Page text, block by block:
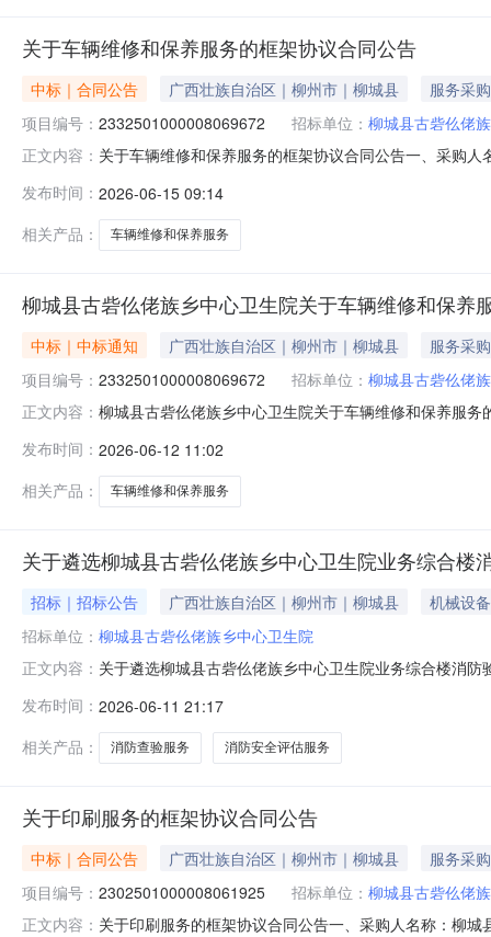
关于车辆维修和保养服务的框架协议合同公告
中标｜合同公告 广西壮族自治区｜柳州市｜柳城县
服务采购
项目编号： 2332501000008069672 招标单位： 柳城县古砦仫佬
正文内容： 关于车辆维修和保养服务的框架协议合同公告一、采购
县昌达汽车修理厂2024年度柳州市柳城县预算单位车辆
发布时间： 2026-06-15 09:14
相关产品：
车辆维修和保养服务
柳城县古砦仫佬族乡中心卫生院关于车辆维修和保养
中标｜中标通知 广西壮族自治区｜柳州市｜柳城县
服务采购
项目编号： 2332501000008069672 招标单位： 柳城县古砦仫佬
正文内容： 柳城县古砦仫佬族乡中心卫生院关于车辆维修和保养服
目项目编号:2332501000008069672项目联系人:韦桂香
发布时间： 2026-06-12 11:02
相关产品：
车辆维修和保养服务
关于遴选柳城县古砦仫佬族乡中心卫生院业务综合楼
招标｜招标公告 广西壮族自治区｜柳州市｜柳城县
机械设备
招标单位： 柳城县古砦仫佬族乡中心卫生院
正文内容： 关于遴选柳城县古砦仫佬族乡中心卫生院业务综合楼消
建筑层数:地上:5层，地下:0层三、遴选内容1.对柳城县
国家及地方现行消防
发布时间： 2026-06-11 21:17
相关产品：
消防查验服务 消防安全评估服务
关于印刷服务的框架协议合同公告
中标｜合同公告 广西壮族自治区｜柳州市｜柳城县
服务采购
项目编号： 2302501000008061925 招标单位： 柳城县古砦仫佬
正文内容： 关于印刷服务的框架协议合同公告一、采购人名称：柳